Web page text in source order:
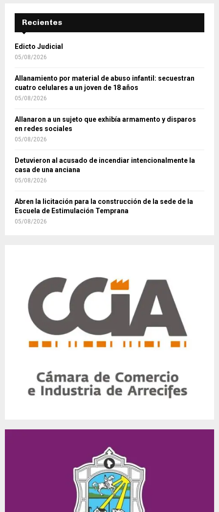
Recientes
Edicto Judicial
05/08/2026
Allanamiento por material de abuso infantil: secuestran
cuatro celulares a un joven de 18 años
05/08/2026
Allanaron a un sujeto que exhibía armamento y disparos
en redes sociales
05/08/2026
Detuvieron al acusado de incendiar intencionalmente la
casa de una anciana
05/08/2026
Abren la licitación para la construcción de la sede de la
Escuela de Estimulación Temprana
05/08/2026